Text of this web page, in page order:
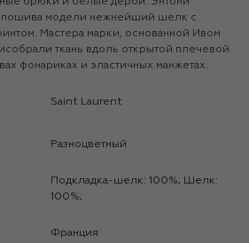
пошива модели нежнейший шелк с
Мастера марки, основанной Ивом
ткань вдоль открытой плечевой
фонариках и эластичных манжетах.
Saint Laurent
Разноцветный
Подкладка-шелк: 100%; Шелк:
100%;
Франция